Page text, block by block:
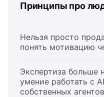
Принципы про
Нельзя просто
понять мотивацию
Экспертиза
умение работать с
собственных агентов